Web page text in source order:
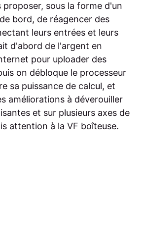
sous la forme d'un
bord, de réagencer des
leurs entrées et leurs
d'abord de l'argent en
pour uploader des
on débloque le processeur
sa puissance de calcul, et
améliorations à déverouiller
et sur plusieurs axes de
attention à la VF boîteuse.